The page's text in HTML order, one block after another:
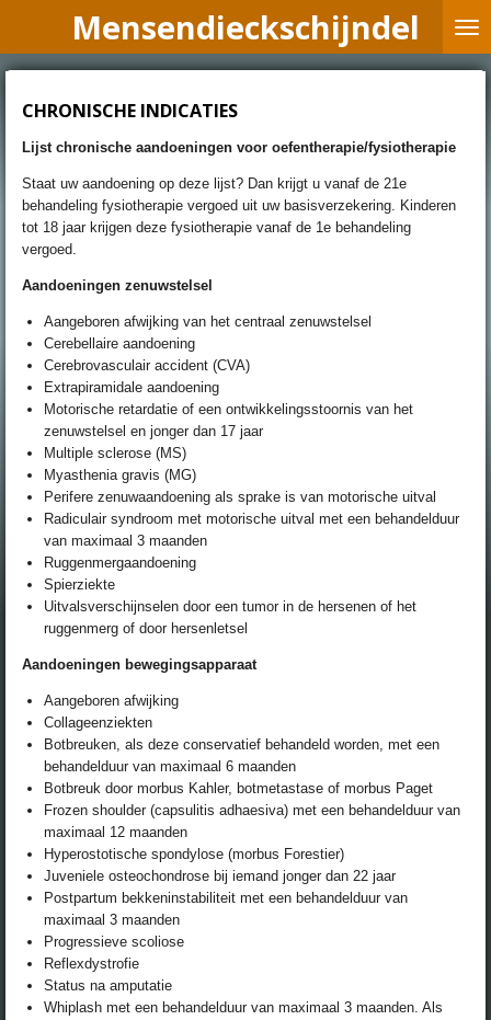
naar
hoofdinhoud
Mensendieckschijndel
CHRONISCHE INDICATIES
Lijst chronische aandoeningen voor oefentherapie/fysiotherapie
Staat uw aandoening op deze lijst? Dan krijgt u vanaf de 21e
behandeling fysiotherapie vergoed uit uw basisverzekering. Kinderen
tot 18 jaar krijgen deze fysiotherapie vanaf de 1e behandeling
vergoed.
Aandoeningen zenuwstelsel
Aangeboren afwijking van het centraal zenuwstelsel
Cerebellaire aandoening
Cerebrovasculair accident (CVA)
Extrapiramidale aandoening
Motorische retardatie of een ontwikkelingsstoornis van het
zenuwstelsel en jonger dan 17 jaar
Multiple sclerose (MS)
Myasthenia gravis (MG)
Perifere zenuwaandoening als sprake is van motorische uitval
Radiculair syndroom met motorische uitval met een behandelduur
van maximaal 3 maanden
Ruggenmergaandoening
Spierziekte
Uitvalsverschijnselen door een tumor in de hersenen of het
ruggenmerg of door hersenletsel
Aandoeningen bewegingsapparaat
Aangeboren afwijking
Collageenziekten
Botbreuken, als deze conservatief behandeld worden, met een
behandelduur van maximaal 6 maanden
Botbreuk door morbus Kahler, botmetastase of morbus Paget
Frozen shoulder (capsulitis adhaesiva) met een behandelduur van
maximaal 12 maanden
Hyperostotische spondylose (morbus Forestier)
Juveniele osteochondrose bij iemand jonger dan 22 jaar
Postpartum bekkeninstabiliteit met een behandelduur van
maximaal 3 maanden
Progressieve scoliose
Reflexdystrofie
Status na amputatie
Whiplash met een behandelduur van maximaal 3 maanden. Als